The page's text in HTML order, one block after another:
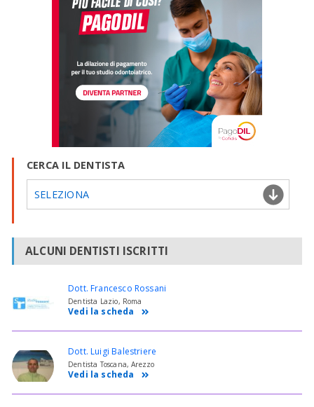
CERCA IL DENTISTA
SELEZIONA
ALCUNI DENTISTI ISCRITTI
Dott. Francesco Rossani
Dentista Lazio, Roma
Vedi la scheda
Dott. Luigi Balestriere
Dentista Toscana, Arezzo
Vedi la scheda